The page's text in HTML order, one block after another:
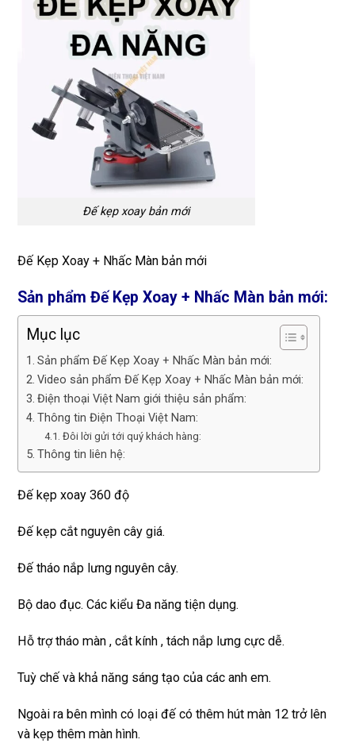
Đế kẹp xoay bản mới
Đế Kẹp Xoay + Nhấc Màn bản mới
Sản phẩm Đế Kẹp Xoay + Nhấc Màn bản mới:
Mục lục
Sản phẩm Đế Kẹp Xoay + Nhấc Màn bản mới:
Video sản phẩm Đế Kẹp Xoay + Nhấc Màn bản mới:
Điện thoại Việt Nam giới thiệu sản phẩm:
Thông tin Điện Thoại Việt Nam:
Đôi lời gửi tới quý khách hàng:
Thông tin liên hệ:
Đế kẹp xoay 360 độ
Đế kẹp cắt nguyên cây giá.
Đế tháo nắp lưng nguyên cây.
Bộ dao đục. Các kiểu Đa năng tiện dụng.
Hỗ trợ tháo màn , cắt kính , tách nắp lưng cực dễ.
Tuỳ chế và khả năng sáng tạo của các anh em.
Ngoài ra bên mình có loại đế có thêm hút màn 12 trở lên
và kẹp thêm màn hình.